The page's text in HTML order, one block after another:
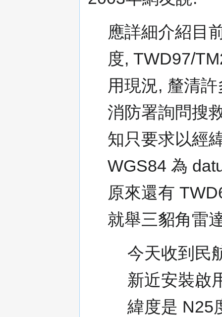
應詳細介紹目
度, TWD97/
用現況, 釐清
消防署詢問搜
知只要求以經
WGS84 為
原來還有
就舉三貂角雷
今天收到民
新近安裝啟
緯度是 N25